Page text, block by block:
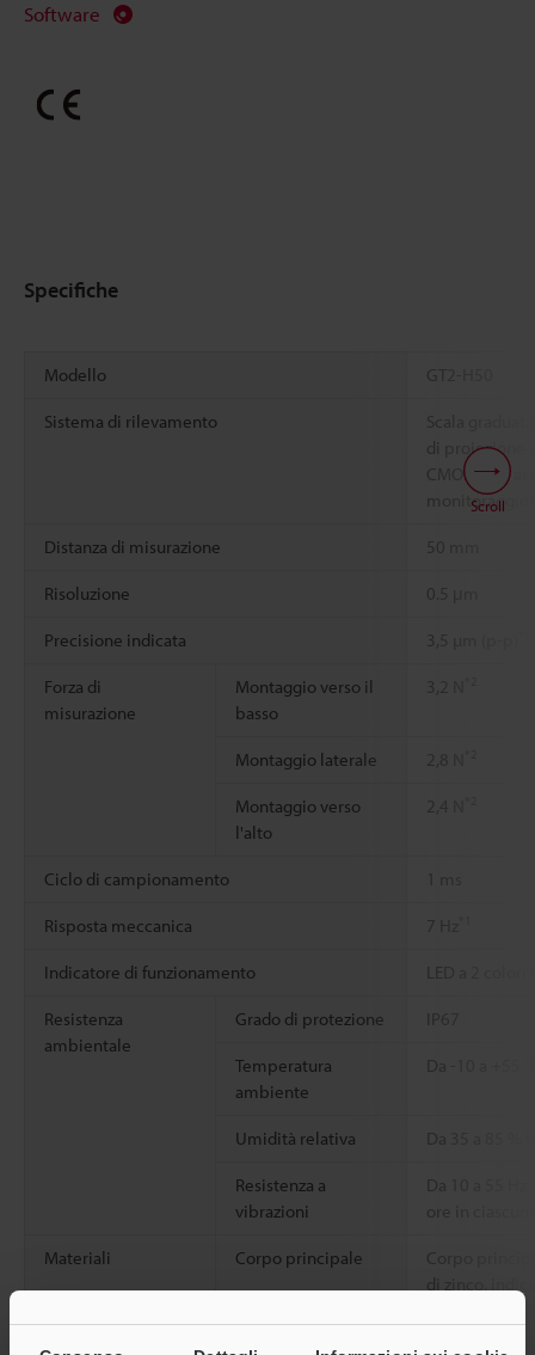
Software
Specifiche
Modello GT2-H50
Sistema di rilevamento
Scala
di proiezione
CMOS, tipo
monitoraggio)
Distanza di misurazione 50 mm
Risoluzione 0.5 μm
Precisione indicata 3,5 µm (p-p)
Forza di
misurazione
Montaggio verso il
basso
3,2 N
Montaggio laterale 2,8 N
Montaggio verso
l'alto
2,4 N
Ciclo di campionamento
Risposta meccanica 7 Hz
Indicatore di funzionamento
Resistenza
ambientale
Grado di protezione IP67
Temperatura
ambiente
Da -10 a +55
Umidità relativa Da 35 a 85 %
Resistenza a
vibrazioni
Da 10 a 55
ore in
Materiali Corpo principale
Corpo
di zinco,
Scroll